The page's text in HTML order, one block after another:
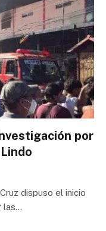
por
dispuso el inicio
las…